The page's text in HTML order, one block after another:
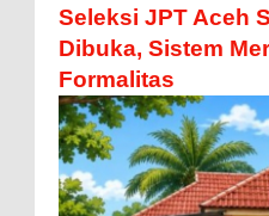
Seleksi JPT Aceh
Dibuka, Sistem
Formalitas